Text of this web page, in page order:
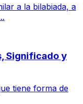
a la bilabiada, a
Significado y
tiene forma de